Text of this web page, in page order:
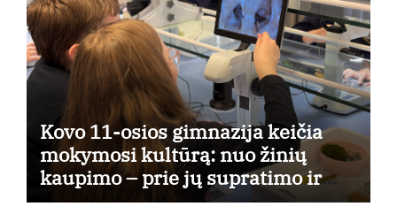
Kovo 11-osios gimnazija keičia
mokymosi kultūrą: nuo žinių
kaupimo – prie jų supratimo ir
taikymo